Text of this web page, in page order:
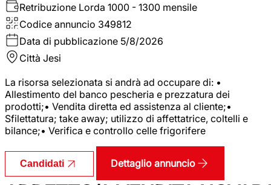
Retribuzione Lorda 1000 - 1300 mensile
Codice annuncio 349812
Data di pubblicazione 5/8/2026
Città Jesi
La risorsa selezionata si andrà ad occupare di: •
Allestimento del banco pescheria e prezzatura dei
prodotti;• Vendita diretta ed assistenza al cliente;•
Sfilettatura; take away; utilizzo di affettatrice, coltelli e
bilance;• Verifica e controllo celle frigorifere
Candidati Dettaglio annuncio